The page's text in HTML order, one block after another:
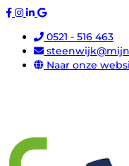
0521 - 516 463
Naar onze